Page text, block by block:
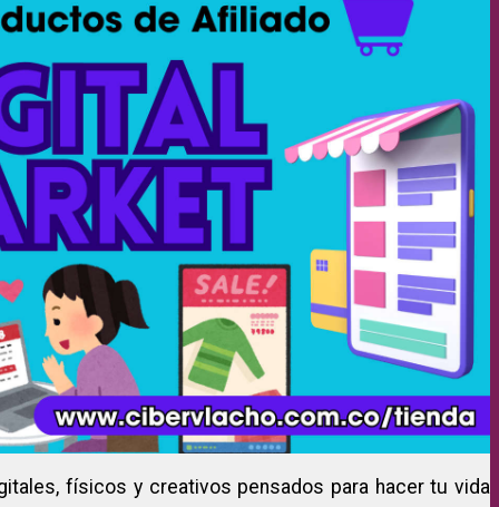
físicos y creativos pensados para hacer tu vida